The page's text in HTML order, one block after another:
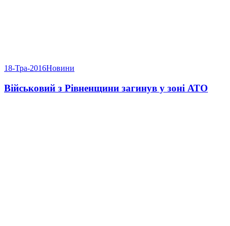
18-Тра-2016Новини
Військовий з Рівненщини загинув у зоні АТО